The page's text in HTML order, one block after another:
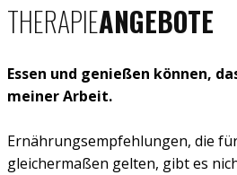
THERAPIEANGEBOTE
Essen und genießen können,
meiner Arbeit.
Ernährungsempfehlungen, die
gleichermaßen gelten, gibt es